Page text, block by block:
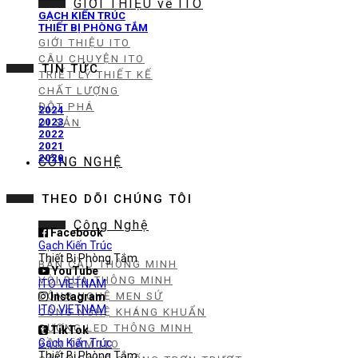
GIỚI THIỆU về ITO
GIỚI THIỆU ITO
CÂU CHUYỆN ITO
TRIẾT LÝ THIẾT KẾ
CHẤT LƯỢNG
ĐỘT PHÁ
DI SẢN
CÔNG NGHỆ
Công Nghệ
BÀN CẦU THÔNG MINH
VÒI RỬA THÔNG MINH
CÔNG NGHỆ MEN SỨ
CÔNG NGHỆ KHÁNG KHUẨN
GƯƠNG LED THÔNG MINH
BỒN TẮM ITO
GẠCH KIẾN TRÚC
THIẾT BỊ PHÒNG TẮM
TIN TỨC
2024
2023
2022
2021
2020
THEO DÕI CHÚNG TÔI
Facebook
Gạch Kiến Trúc
Thiết Bị Phòng Tắm
YouTube
ITO VIETNAM
Instagram
ITO VIETNAM
TikTok
Gạch Kiến Trúc